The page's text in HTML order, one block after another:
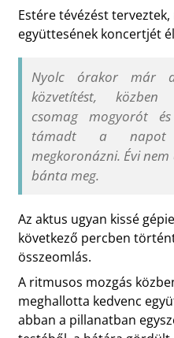
Estére tévézést
együttesének koncertjét
Nyolc órakor már
közvetítést, közben
csomag mogyorót
támadt a napot
megkoronázni. Évi
bánta meg.
Az aktus ugyan kissé
következő percben
összeomlás.
A ritmusos mozgás
meghallotta kedvenc
abban a pillanatban